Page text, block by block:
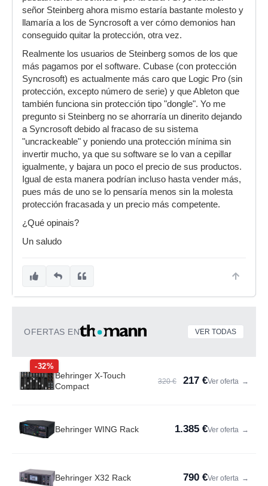
señor Steinberg ahora mismo estaría bastante molesto y
llamaría a los de Syncrosoft a ver cómo demonios han
conseguido quitar la protección, otra vez.
Realmente los usuarios de Steinberg somos de los que
más pagamos por el software. Cubase (con protección
Syncrosoft) es actualmente más caro que Logic Pro (sin
protección, excepto número de serie) y que Ableton que
también funciona sin protección tipo "dongle". Yo me
pregunto si Steinberg no se ahorraría un dinerito dejando
a Syncrosoft debido al fracaso de su sistema
"uncrackeable" y poniendo una protección mínima sin
invertir mucho, ya que su software se lo van a cepillar
igualmente, y bajara un poco el precio de sus productos.
Igual de esta manera podrían incluso hasta vender más,
pues más de uno se lo pensaría menos sin la molesta
protección fracasada y un precio más competente.
¿Qué opinais?
Un saludo
OFERTAS EN VER TODAS
-32%
Behringer X-Touch
Compact
320 € 217 €Ver oferta →
Behringer WING Rack 1.385 €Ver oferta →
Behringer X32 Rack 790 €Ver oferta →